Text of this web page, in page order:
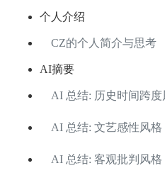
个人介绍
CZ的个人简介与思考
AI摘要
AI 总结: 历史时间跨度
AI 总结: 文艺感性风格
AI 总结: 客观批判风格